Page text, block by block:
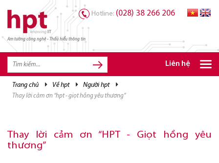
Am tường công nghệ - Thấu hiểu thông tin
Hotline: (028) 38 266 206
Liên hệ
trang chủ về hpt người hpt
thay lời cảm ơn “hpt - giọt hồng yêu thương”
Thay lời cảm ơn “HPT - Giọt hồng yêu
thương”
TRANG CHỦ
TRANG CHỦ
GIẢI PHÁP
TRI THỨC